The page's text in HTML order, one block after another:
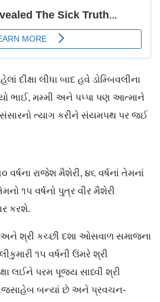
દીક્ષા લીધા બાદ હવે ડોમ્બિવલીના
ભાઈ, મમ્મી અને પપ્પા પણ આત્માને
સંસારનો ત્યાગ કરીને સંયમપથ પર જઈ
વર્ષના રાજેશ મૈશેરી, ૪૬ વર્ષનાં તેમનાં
૧૫ વર્ષનો પુત્ર વીર મૈશેરી
કરશે.
અને શ્રી કચ્છી દશા ઓસવાળ સમાજના
૧૫ વર્ષની ઉંમરે શ્રી
લઈને પરમ પૂજય સાધ્વી શ્રી
બન્યાં છે અને પ્રવચન-